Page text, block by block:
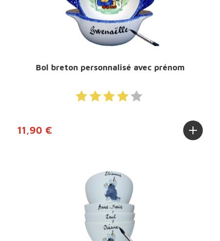
Bol breton personnalisé avec prénom
11,90 €